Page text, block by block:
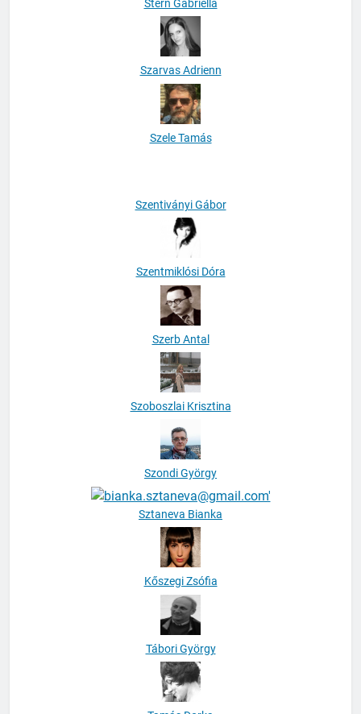
Stern Gabriella
Szarvas Adrienn
Szele Tamás
Szentmiklósi Dóra
Szerb Antal
Szoboszlai Krisztina
Szondi György
Kőszegi Zsófia
Tábori György
Tamás Dorka